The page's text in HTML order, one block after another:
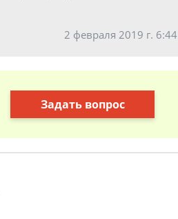
2 февраля 2019 г. 6:44
Задать вопрос